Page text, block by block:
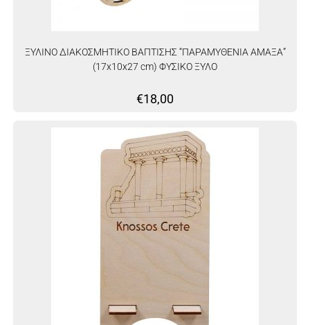
ΞΥΛΙΝΟ ΔΙΑΚΟΣΜΗΤΙΚΟ ΒΑΠΤΙΣΗΣ “ΠΑΡΑΜΥΘΕΝΙΑ ΑΜΑΞΑ”
(17x10x27 cm) ΦΥΣΙΚΟ ΞΥΛΟ
€18,00